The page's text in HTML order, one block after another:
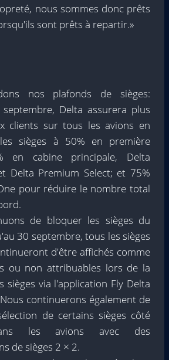
nous sommes donc prêts
sont prêts à repartir.»
nos plafonds de sièges:
Delta assurera plus
clients sur tous les avions en
sièges à 50% en première
en cabine principale, Delta
Delta Premium Select; et 75%
pour réduire le nombre total
de bloquer les sièges du
30 septembre, tous les sièges
d'être affichés comme
ou non attribuables lors de la
sièges via l'application Fly Delta
continuerons également de
de certains sièges côté
les avions avec des
de sièges 2 × 2.